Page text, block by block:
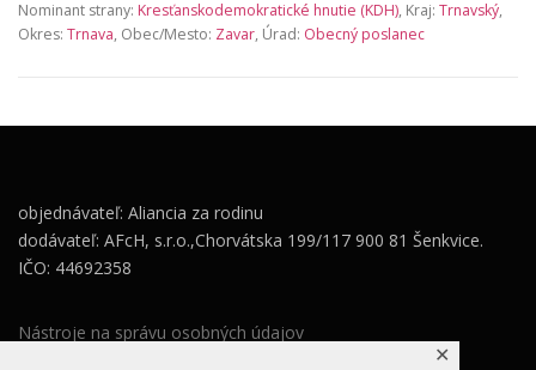
✕
Nominant strany: Kresťanskodemokratické hnutie (KDH), Kraj: Trnavský,
Okres: Trnava, Obec/Mesto: Zavar, Úrad: Obecný poslanec
objednávateľ: Aliancia za rodinu
dodávateľ: AFcH, s.r.o.,Chorvátska 199/117 900 81 Šenkvice.
IČO: 44692358
Nástroje na správu osobných údajov